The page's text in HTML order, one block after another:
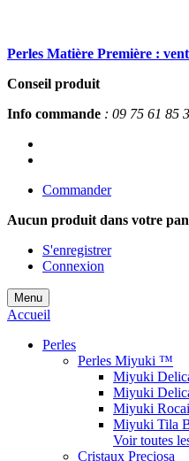
Perles Matière Première :
Conseil produit
Info commande : 09 75 61 85
Commander
Aucun produit dans votre
S'enregistrer
Connexion
Menu
Accueil
Perles
Perles Miyuki ™
Miyuki
Miyuki
Miyuki
Miyuki Tila
Voir toutes
Cristaux Preciosa